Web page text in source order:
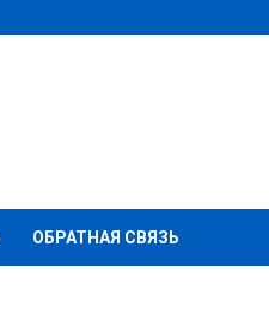
ОБРАТНАЯ СВЯЗЬ